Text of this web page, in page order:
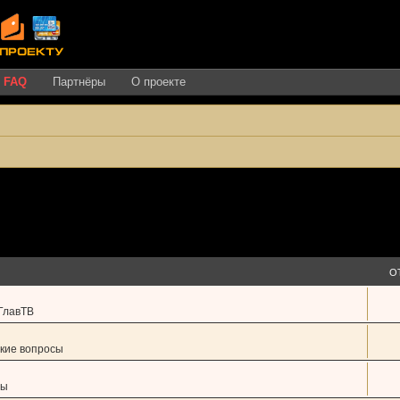
FAQ Партнёры О проекте
вопросы